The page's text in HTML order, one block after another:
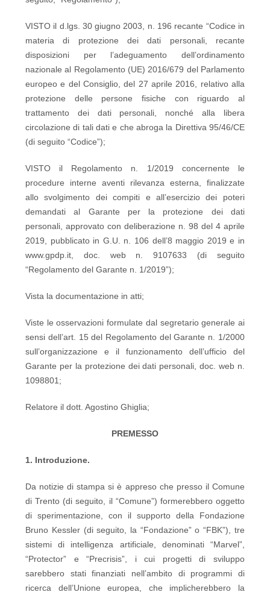
VISTO il d.lgs. 30 giugno 2003, n. 196 recante “Codice in
materia di protezione dei dati personali, recante
disposizioni per l’adeguamento dell’ordinamento
nazionale al Regolamento (UE) 2016/679 del Parlamento
europeo e del Consiglio, del 27 aprile 2016, relativo alla
protezione delle persone fisiche con riguardo al
trattamento dei dati personali, nonché alla libera
circolazione di tali dati e che abroga la Direttiva 95/46/CE
(di seguito “Codice”);
VISTO il Regolamento n. 1/2019 concernente le
procedure interne aventi rilevanza esterna, finalizzate
allo svolgimento dei compiti e all’esercizio dei poteri
demandati al Garante per la protezione dei dati
personali, approvato con deliberazione n. 98 del 4 aprile
2019, pubblicato in G.U. n. 106 dell’8 maggio 2019 e in
www.gpdp.it, doc. web n. 9107633 (di seguito
“Regolamento del Garante n. 1/2019”);
Vista la documentazione in atti;
Viste le osservazioni formulate dal segretario generale ai
sensi dell’art. 15 del Regolamento del Garante n. 1/2000
sull’organizzazione e il funzionamento dell’ufficio del
Garante per la protezione dei dati personali, doc. web n.
1098801;
Relatore il dott. Agostino Ghiglia;
PREMESSO
1. Introduzione.
Da notizie di stampa si è appreso che presso il Comune
di Trento (di seguito, il “Comune”) formerebbero oggetto
di sperimentazione, con il supporto della Fondazione
Bruno Kessler (di seguito, la “Fondazione” o “FBK”), tre
sistemi di intelligenza artificiale, denominati “Marvel”,
“Protector” e “Precrisis”, i cui progetti di sviluppo
sarebbero stati finanziati nell’ambito di programmi di
ricerca dell’Unione europea, che implicherebbero la